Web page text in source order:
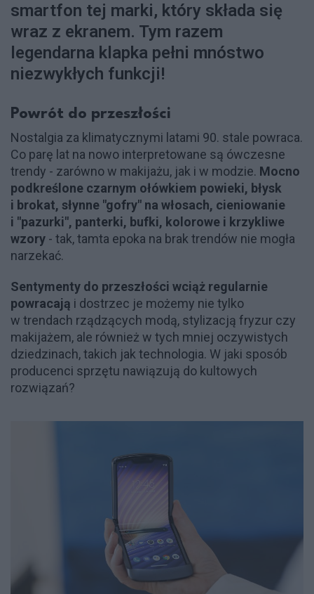
smartfon tej marki, który składa się
wraz z ekranem. Tym razem
legendarna klapka pełni mnóstwo
niezwykłych funkcji!
Powrót do przeszłości
Nostalgia za klimatycznymi latami 90. stale powraca.
Co parę lat na nowo interpretowane są ówczesne
trendy - zarówno w makijażu, jak i w modzie. Mocno
podkreślone czarnym ołówkiem powieki, błysk
i brokat, słynne "gofry" na włosach, cieniowanie
i "pazurki", panterki, bufki, kolorowe i krzykliwe
wzory - tak, tamta epoka na brak trendów nie mogła
narzekać.
Sentymenty do przeszłości wciąż regularnie
powracają i dostrzec je możemy nie tylko
w trendach rządzących modą, stylizacją fryzur czy
makijażem, ale również w tych mniej oczywistych
dziedzinach, takich jak technologia. W jaki sposób
producenci sprzętu nawiązują do kultowych
rozwiązań?